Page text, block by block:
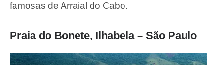
famosas de Arraial do Cabo.
Praia do Bonete, Ilhabela – São Paulo